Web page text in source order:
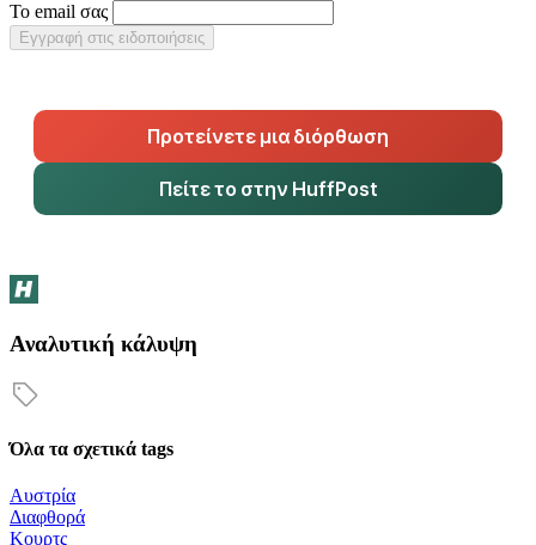
Το email σας
Εγγραφή στις ειδοποιήσεις
Προτείνετε μια διόρθωση
Πείτε το στην HuffPost
Αναλυτική κάλυψη
Όλα τα σχετικά tags
Αυστρία
Διαφθορά
Κουρτς